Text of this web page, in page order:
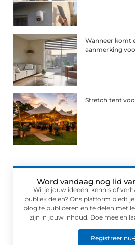
Wanneer komt
aanmerking
Stretch tent
Word vandaag nog lid
Wil je jouw ideeën, kennis of
publiek delen? Ons platform biedt
blog te publiceren en te delen met
zijn in jouw inhoud. Doe mee en
Registreer nu